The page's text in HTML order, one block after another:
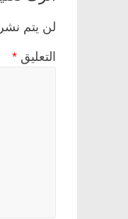
لن يتم
التعليق *